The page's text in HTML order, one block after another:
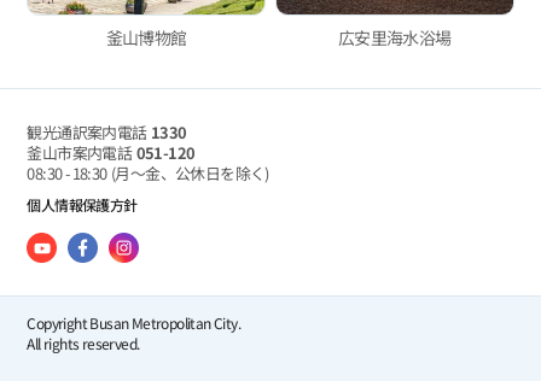
釜山博物館 広安里海水浴場
観光通訳案内電話 1330
釜山市案内電話051-120
08:30 - 18:30 (月～金、公休日を除く)
個人情報保護方針
Copyright Busan Metropolitan City.
All rights reserved.